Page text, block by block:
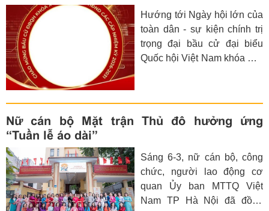
Hướng tới Ngày hội lớn của
toàn dân - sự kiện chính trị
trọng đại bầu cử đại biểu
Quốc hội Việt Nam khóa XVI
2031 - mỗi cán bộ, đảng
viên và Nhân dân hãy cùng
thay khung hình đại diện
trách nhiệm, niềm tự hào và
ý thức công dân.
Nữ cán bộ Mặt trận Thủ đô hưởng ứng
“Tuần lễ áo dài”
Sáng 6-3, nữ cán bộ, công
chức, người lao động cơ
quan Ủy ban MTTQ Việt
Nam TP Hà Nội đã đồng